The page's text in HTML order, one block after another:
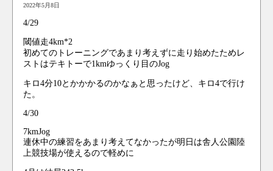
2022年5月8日
4/29
閾値走4km*2
初めてのトレーニングであまり考えずに走り始めたためレ
ストはテキトーで1kmゆっくり目のJog
キロ4分10とかかかるのかなぁと思ったけど、キロ4で行け
た。
4/30
7kmJog
連休中の練習をあまり考えてなかったが明日は舎人公園陸
上競技場が使えるので軽めに